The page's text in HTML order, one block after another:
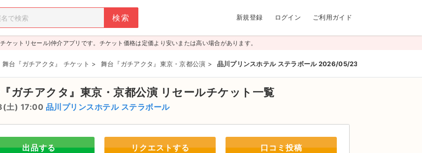
新規登録 ログイン ご利用ガイド
ケットリセール)仲介アプリです。チケット価格は定価より安いまたは高い場合があります。
舞台『ガチアクタ』 チケット > 舞台『ガチアクタ』東京・京都公演 > 品川プリンスホテル ステラボール 2026/05/23(土)
ガチアクタ』東京・京都公演 リセールチケット一覧
土) 17:00 品川プリンスホテル ステラボール
出品する リクエストする 口コミ投稿